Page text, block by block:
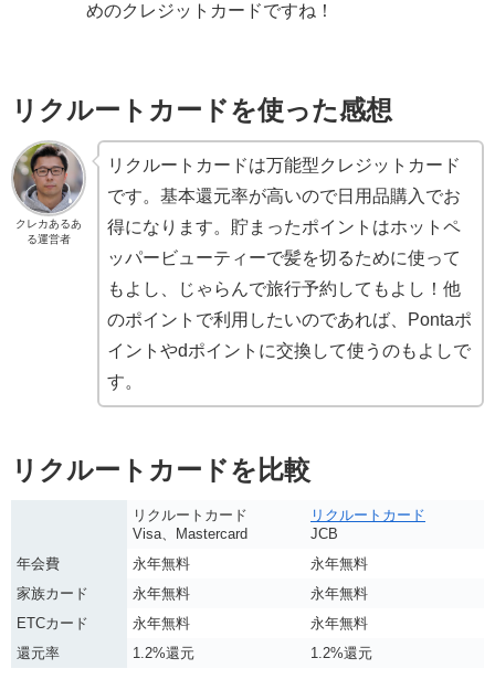
めのクレジットカードですね！
リクルートカードを使った感想
クレカあるあ
る運営者
リクルートカードは万能型クレジットカード
です。基本還元率が高いので日用品購入でお
得になります。貯まったポイントはホットペ
ッパービューティーで髪を切るために使って
もよし、じゃらんで旅行予約してもよし！他
のポイントで利用したいのであれば、Pontaポ
イントやdポイントに交換して使うのもよしで
す。
リクルートカードを比較
リクルートカード
Visa、Mastercard
リクルートカード
JCB
年会費
永年無料
永年無料
家族カード
永年無料
永年無料
ETCカード
永年無料
永年無料
還元率
1.2%還元 1.2%還元